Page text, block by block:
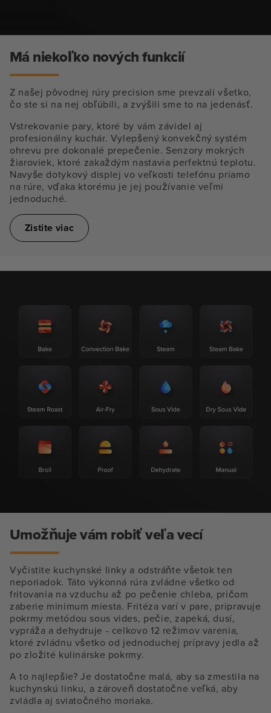
Má niekoľko nových funkcií
Z našej pôvodnej rúry precision sme prevzali všetko,
čo ste si na nej obľúbili, a zvýšili sme to na jedenásť.
Vstrekovanie pary, ktoré by vám závidel aj
profesionálny kuchár. Vylepšený konvekčný systém
ohrevu pre dokonalé prepečenie. Senzory mokrých
žiaroviek, ktoré zakaždým nastavia perfektnú teplotu.
Navyše dotykový displej vo veľkosti telefónu priamo
na rúre, vďaka ktorému je jej používanie veľmi
jednoduché.
Zistite viac
Umožňuje vám robiť veľa vecí
Vyčistite kuchynské linky a odstráňte všetok ten
neporiadok. Táto výkonná rúra zvládne všetko od
fritovania na vzduchu až po pečenie chleba, pričom
zaberie minimum miesta. Fritéza varí v pare, pripravuje
pokrmy metódou sous vides, pečie, zapeká, dusí,
vypráža a dehydruje - celkovo 12 režimov varenia,
ktoré zvládnu všetko od jednoduchej prípravy jedla až
po zložité kulinárske pokrmy.
A to najlepšie? Je dostatočne malá, aby sa zmestila na
kuchynskú linku, a zároveň dostatočne veľká, aby
zvládla aj sviatočného moriaka.